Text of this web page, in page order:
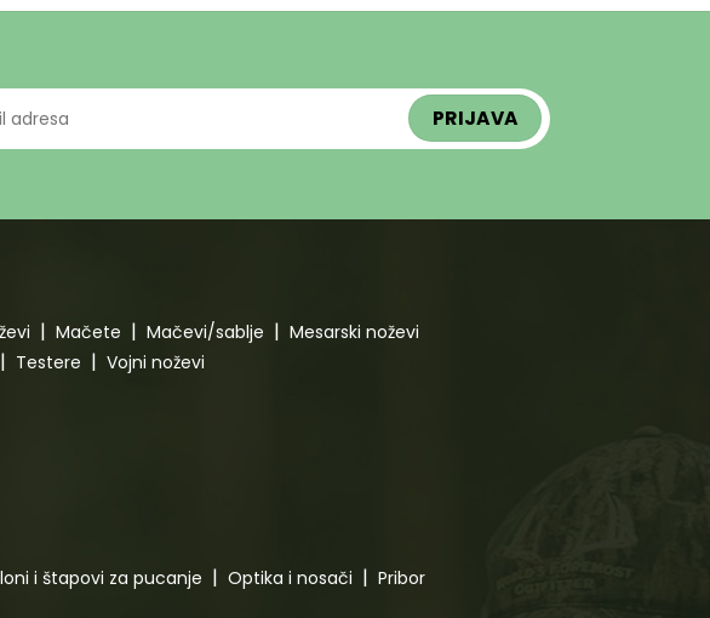
Mačete Mačevi/sablje
Mesarski noževi
Testere Vojni noževi
i štapovi za pucanje Optika i nosači Pribor